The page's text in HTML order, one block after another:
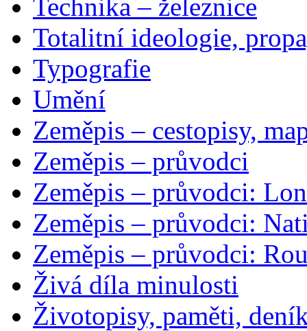
Technika – železnice
Totalitní ideologie,
Typografie
Umění
Zeměpis – cestopisy,
Zeměpis – průvodci
Zeměpis – průvodci:
Zeměpis – průvodci:
Zeměpis – průvodci:
Živá díla minulosti
Životopisy, paměti,